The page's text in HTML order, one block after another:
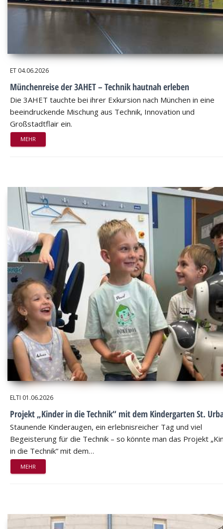
ET 04.06.2026
Münchenreise der 3AHET – Technik hautnah erleben
Die 3AHET tauchte bei ihrer Exkursion nach München in eine
beeindruckende Mischung aus Technik, Innovation und
Großstadtflair ein.
MEHR
ELTI 01.06.2026
Projekt „Kinder in die Technik“ mit dem Kindergarten St.
Staunende Kinderaugen, ein erlebnisreicher Tag und viel
Begeisterung für die Technik – so könnte man das Projekt
in die Technik“ mit dem…
MEHR